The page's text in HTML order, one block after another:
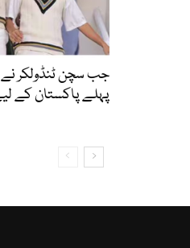
جب سچن ٹنڈولکر نے
پہلے پاکستان کے